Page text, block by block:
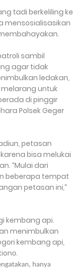
tadi berkeliling ke
mensosialisasikan
sambil
agar tidak
ledakan,
untuk
di pinggir
Polsek Geger
petasan
bisa melukai
“Mulai dari
beberapa tempat
petasan ini,”
kembang api.
menimbulkan
kembang api,
hanya